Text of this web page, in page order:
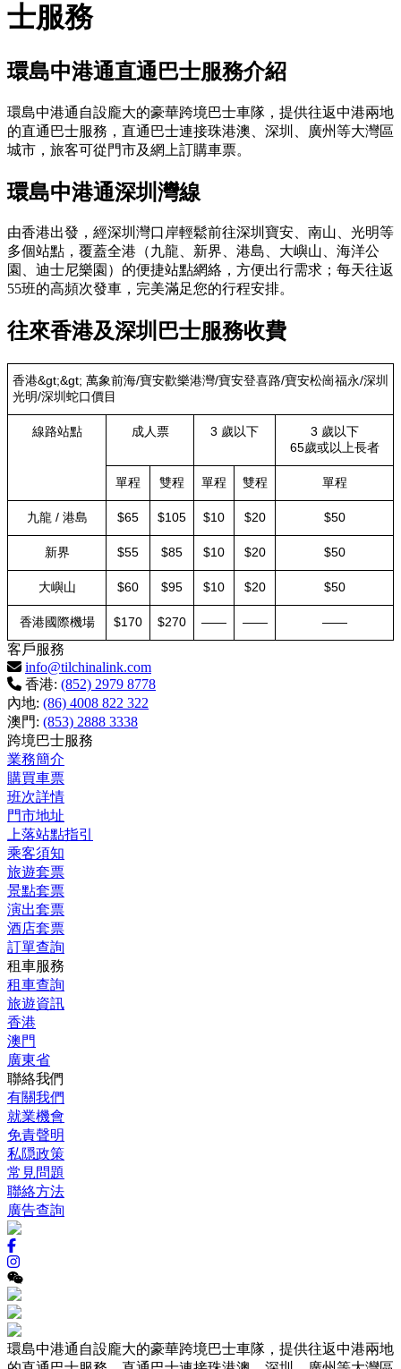
士服務
環島中港通直通巴士服務介紹
環島中港通自設龐大的豪華跨境巴士車隊，提供往返中港兩地
的直通巴士服務，直通巴士連接珠港澳、深圳、廣州等大灣區
城市，旅客可從門市及網上訂購車票。
環島中港通深圳灣線
由香港出發，經深圳灣口岸輕鬆前往深圳寶安、南山、光明等
多個站點，覆蓋全港（九龍、新界、港島、大嶼山、海洋公
園、迪士尼樂園）的便捷站點網絡，方便出行需求；每天往返
55班的高頻次發車，完美滿足您的行程安排。
往來香港及深圳巴士服務收費
香港&gt;&gt; 萬象前海/寶安歡樂港灣/寶安登喜路/寶安松崗福永/深圳
光明/深圳蛇口價目
線路站點 成人票 3 歲以下
3 歲以下
65歲或以上長者
單程 雙程 單程 雙程 單程
九龍 / 港島 $65 $105 $10 $20 $50
新界 $55 $85 $10 $20 $50
大嶼山 $60 $95 $10 $20 $50
香港國際機場 $170 $270 —— —— ——
客戶服務
info@tilchinalink.com
香港: (852) 2979 8778
內地: (86) 4008 822 322
澳門: (853) 2888 3338
跨境巴士服務
業務簡介
購買車票
班次詳情
門市地址
上落站點指引
乘客須知
旅遊套票
景點套票
演出套票
酒店套票
訂單查詢
租車服務
租車查詢
旅遊資訊
香港
澳門
廣東省
聯絡我們
有關我們
就業機會
免責聲明
私隠政策
常見問題
聯絡方法
廣告查詢
環島中港通自設龐大的豪華跨境巴士車隊，提供往返中港兩地